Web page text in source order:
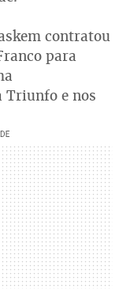
contratou
para
Triunfo e nos